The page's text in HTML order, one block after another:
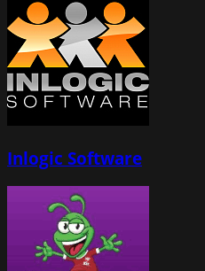
Inlogic Software